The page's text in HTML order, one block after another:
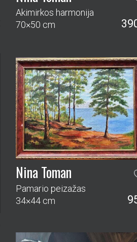
Nina Toman
Pamario peizažas
34×44 cm